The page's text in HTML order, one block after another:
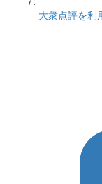
大衆点評を利